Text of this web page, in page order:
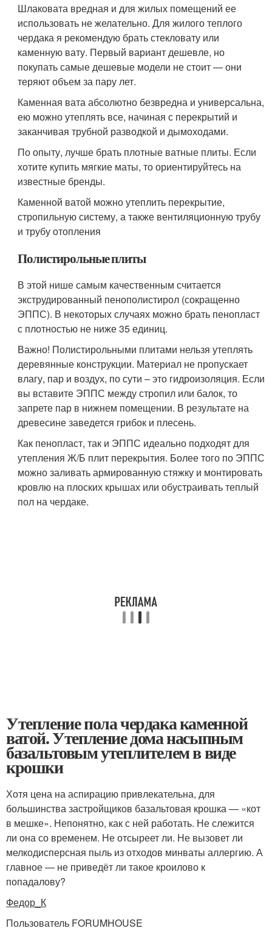
Шлаковата вредная и для жилых помещений ее
использовать не желательно. Для жилого теплого
чердака я рекомендую брать стекловату или
каменную вату. Первый вариант дешевле, но
покупать самые дешевые модели не стоит — они
теряют объем за пару лет.
Каменная вата абсолютно безвредна и универсальна,
ею можно утеплять все, начиная с перекрытий и
заканчивая трубной разводкой и дымоходами.
По опыту, лучше брать плотные ватные плиты. Если
хотите купить мягкие маты, то ориентируйтесь на
известные бренды.
Каменной ватой можно утеплить перекрытие,
стропильную систему, а также вентиляционную трубу
и трубу отопления
Полистирольные плиты
В этой нише самым качественным считается
экструдированный пенополистирол (сокращенно
ЭППС). В некоторых случаях можно брать пенопласт
с плотностью не ниже 35 единиц.
Важно! Полистирольными плитами нельзя утеплять
деревянные конструкции. Материал не пропускает
влагу, пар и воздух, по сути – это гидроизоляция. Если
вы вставите ЭППС между стропил или балок, то
запрете пар в нижнем помещении. В результате на
древесине заведется грибок и плесень.
Как пенопласт, так и ЭППС идеально подходят для
утепления Ж/Б плит перекрытия. Более того по ЭППС
можно заливать армированную стяжку и монтировать
кровлю на плоских крышах или обустраивать теплый
пол на чердаке.
Утепление пола чердака каменной
ватой. Утепление дома насыпным
базальтовым утеплителем в виде
крошки
Хотя цена на аспирацию привлекательна, для
большинства застройщиков базальтовая крошка — «кот
в мешке». Непонятно, как с ней работать. Не слежится
ли она со временем. Не отсыреет ли. Не вызовет ли
мелкодисперсная пыль из отходов минваты аллергию. А
главное — не приведёт ли такое кроилово к
попадалову?
Федор_К
Пользователь FORUMHOUSE